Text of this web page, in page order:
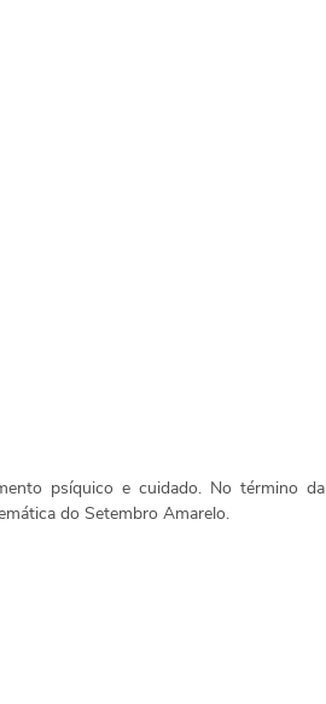
psíquico e cuidado. No término da
do Setembro Amarelo.